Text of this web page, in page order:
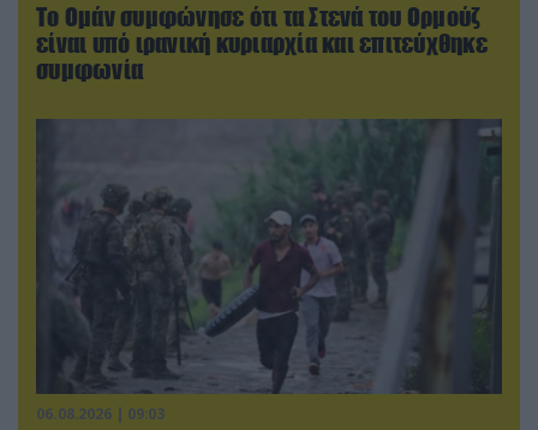
Το Ομάν συμφώνησε ότι τα Στενά του Ορμούζ
είναι υπό ιρανική κυριαρχία και επιτεύχθηκε
συμφωνία
06.08.2026 | 09:03